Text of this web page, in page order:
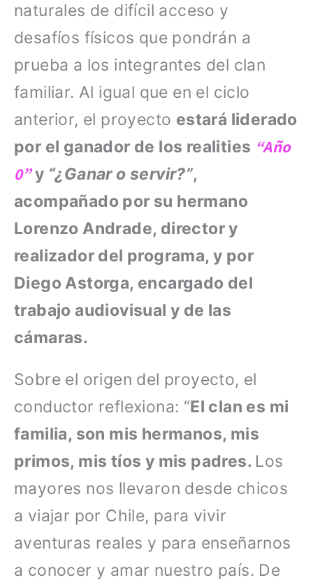
naturales de difícil acceso y
desafíos físicos que pondrán a
prueba a los integrantes del clan
familiar. Al igual que en el ciclo
anterior, el proyecto estará liderado
por el ganador de los realities “Año
0”y “¿Ganar o servir?”,
acompañado por su hermano
Lorenzo Andrade, director y
realizador del programa, y por
Diego Astorga, encargado del
trabajo audiovisual y de las
cámaras.
Sobre el origen del proyecto, el
conductor reflexiona: “El clan es mi
familia, son mis hermanos, mis
primos, mis tíos y mis padres. Los
mayores nos llevaron desde chicos
a viajar por Chile, para vivir
aventuras reales y para enseñarnos
a conocer y amar nuestro país. De